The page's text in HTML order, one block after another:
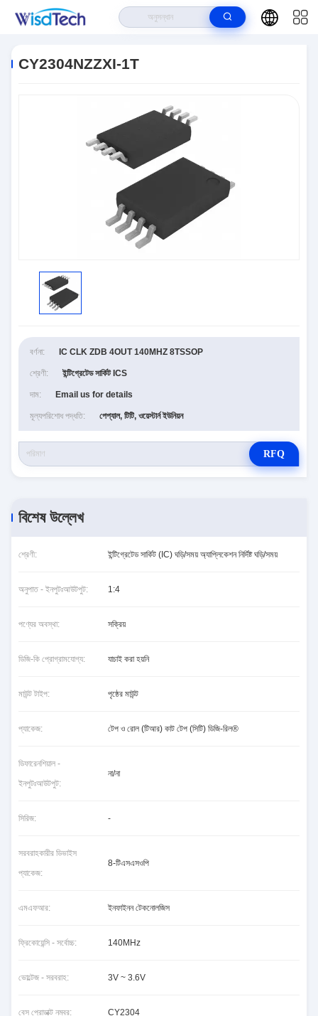
CY2304NZZXI-1T
বর্ণনা: IC CLK ZDB 4OUT 140MHZ 8TSSOP
শ্রেণী: ইন্টিগ্রেটেড সার্কিট ICS
দাম: Email us for details
মূল্যপরিশোধ পদ্ধতি: পেপ্যাল, টিটি, ওয়েস্টার্ন ইউনিয়ন
RFQ
বিশেষ উল্লেখ
শ্রেণী: ইন্টিগ্রেটেড সার্কিট (IC) ঘড়ি/সময় অ্যাপ্লিকেশন নির্দিষ্ট ঘড়ি/সময়
অনুপাত - ইনপুটঃআউটপুট: 1:4
পণ্যের অবস্থা: সক্রিয়
ডিজি-কি প্রোগ্রামযোগ্য: যাচাই করা হয়নি
মাউন্ট টাইপ: পৃষ্ঠের মাউন্ট
প্যাকেজ: টেপ ও রোল (টিআর) কাট টেপ (সিটি) ডিজি-রিল®
ডিফারেনশিয়াল -
ইনপুটঃআউটপুট:
না/না
সিরিজ: -
সরবরাহকারীর ডিভাইস
প্যাকেজ:
8-টিএসএসওপি
এমএফআর: ইনফাইনন টেকনোলজিস
ফ্রিকোয়েন্সি - সর্বোচ্চ: 140MHz
ভোল্টেজ - সরবরাহ: 3V ~ 3.6V
বেস প্রোডাক্ট নম্বর: CY2304